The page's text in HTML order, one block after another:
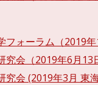
ォーラム（2019
会（2019年6月13
究会 (2019年3月 東